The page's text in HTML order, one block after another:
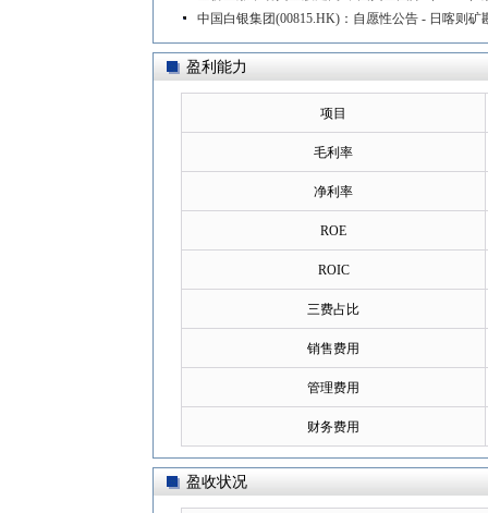
中国白银集团(00815.HK)：自愿性公告 - 日喀则
盈利能力
项目
毛利率
净利率
ROE
ROIC
三费占比
销售费用
管理费用
财务费用
盈收状况